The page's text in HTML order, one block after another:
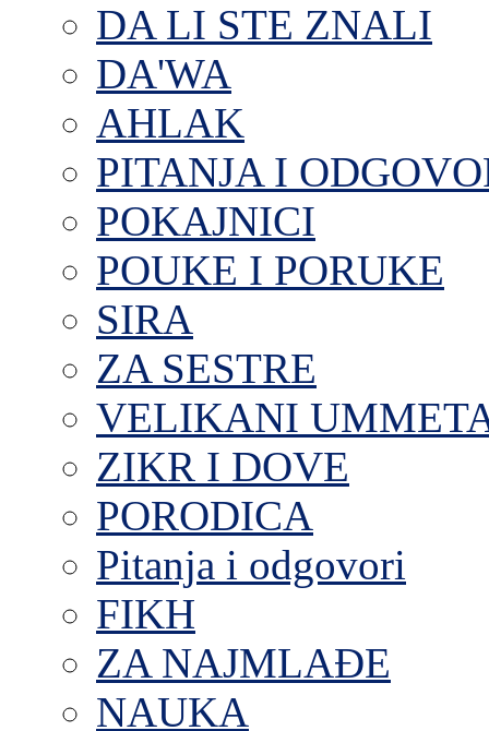
DA LI STE ZNALI
DA'WA
AHLAK
PITANJA I
POKAJNICI
POUKE I PORUKE
SIRA
ZA SESTRE
VELIKANI
ZIKR I DOVE
PORODICA
Pitanja i odgovori
FIKH
ZA NAJMLAĐE
NAUKA